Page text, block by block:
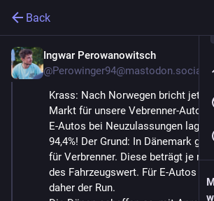
Back
Ingwar Perowanowitsch
@Perowinger94@mastodon.social
Krass: Nach Norwegen bricht jetzt
Markt für unsere Vebrenner-Autos
E-Autos bei Neuzulassungen lag
94,4%! Der Grund: In Dänemark gibt
für Verbrenner. Diese beträgt je
des Fahrzeugswert. Für E-Autos
daher der Run.